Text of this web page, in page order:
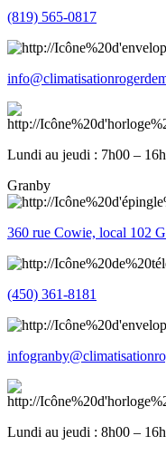
(819) 565-0817
Lundi au jeudi : 7h00 –
Granby
360 rue Cowie, local 102
(450) 361-8181
Lundi au jeudi : 8h00 –